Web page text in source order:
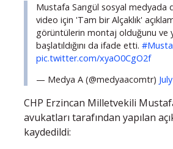
Mustafa Sarıgül sosyal medyada
video için 'Tam bir Alçaklık'
görüntülerin montaj olduğunu ve
başlatıldığını da ifade etti.
pic.twitter.com/xyaO0CgO2f
— Medya A (@medyaacomtr)
CHP Erzincan Milletvekili
avukatları tarafından yapılan
kaydedildi: